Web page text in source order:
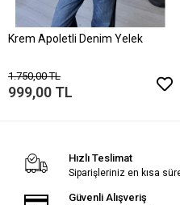
Krem Apoletli Denim Yelek
1.750,00 TL
999,00 TL
Hızlı Teslimat
Siparişleriniz en kısa
Güvenli Alışveriş